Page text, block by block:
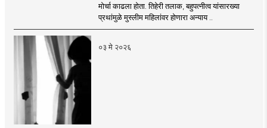
मोर्चा काढला होता. तिहेरी तलाक, बहुपत्नीत्व यांसारख्या
प्रथांमुळे मुस्लीम महिलांवर होणारा अन्याय ..
०३ मे २०२६